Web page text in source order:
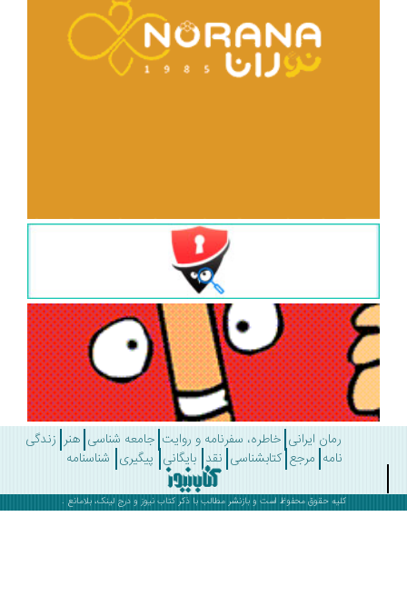
رمان ایرانی خاطره، سفرنامه و روایت جامعه شناسی هنر زندگی
مرجع کتابشناسی نقد بایگانی پیگیری شناسنامه
کلیه حقوق محفوظ است و بازنشر مطالب با ذکرکتاب نیوز و درج لینک، بلامانع .